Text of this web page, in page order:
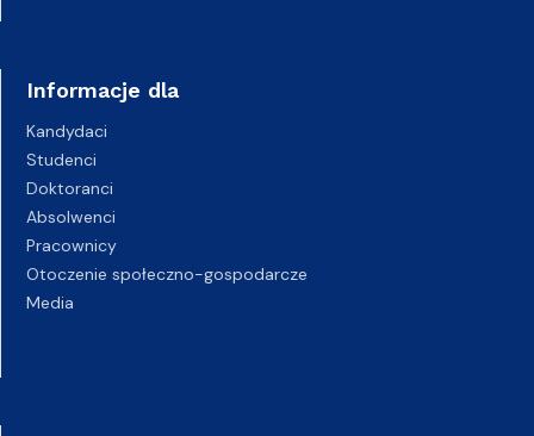
Informacje dla
Kandydaci
Studenci
Doktoranci
Absolwenci
Pracownicy
Otoczenie społeczno-gospodarcze
Media